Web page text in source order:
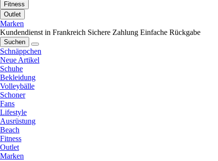
Fitness
Outlet
Marken
Kundendienst in Frankreich Sichere Zahlung Einfache Rückgabe
Suchen
Schnäppchen
Neue Artikel
Schuhe
Bekleidung
Volleybälle
Schoner
Fans
Lifestyle
Ausrüstung
Beach
Fitness
Outlet
Marken